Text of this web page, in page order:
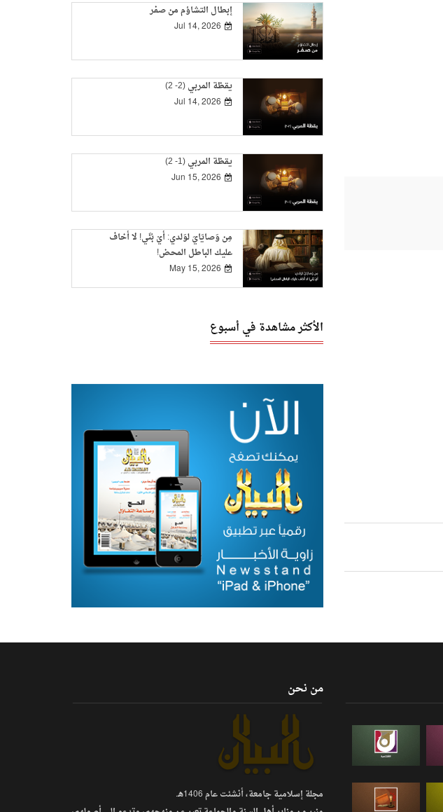
إبطال التشاؤم من صفر
Jul 14, 2026
يقظة المربي (2- 2)
Jul 14, 2026
يقظة المربي (1- 2)
Jun 15, 2026
مِن وَصايَايَ لوَلدي: أيْ بُنَي! لا أخاف
عليك الباطل المحض!
May 15, 2026
الأكثر مشاهدة في أسبوع
من نحن
مجلة إسلامية جامعة، أنشئت عام 1406هـ.